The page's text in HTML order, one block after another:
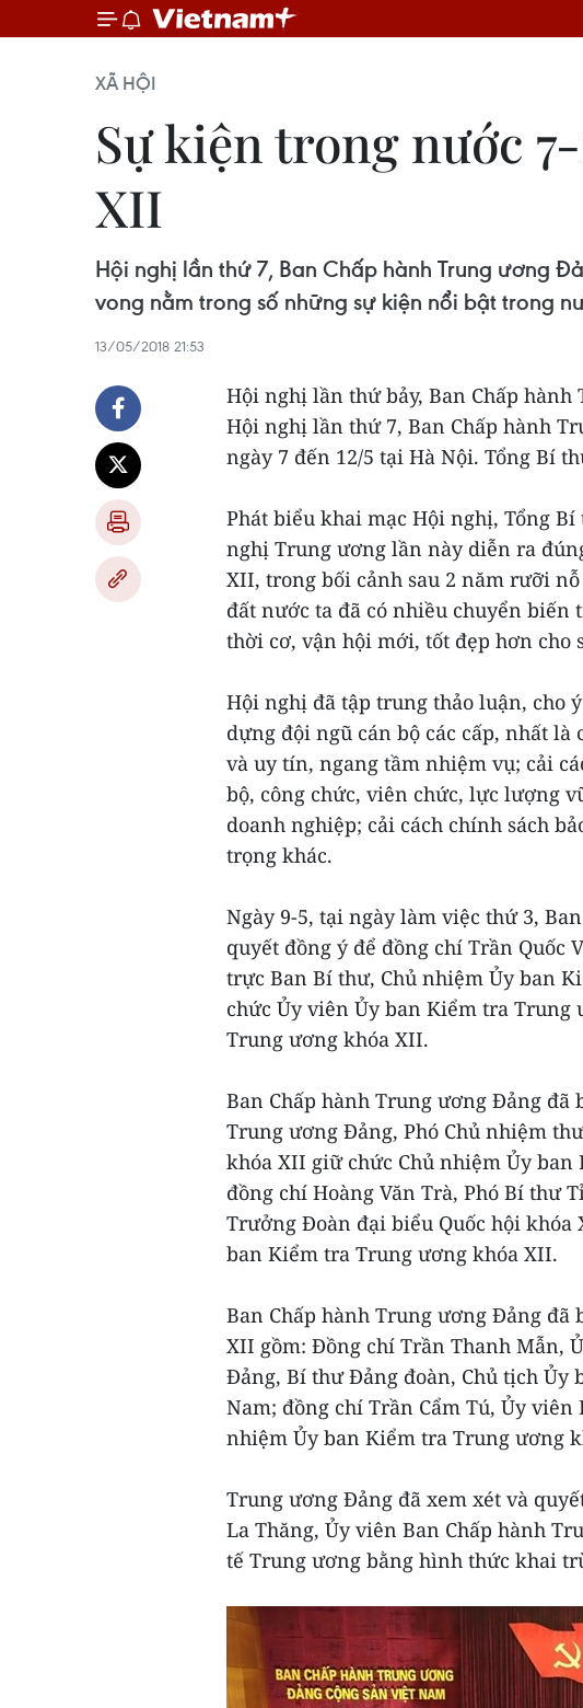
XÃ HỘI
Sự kiện trong nước
XII
Hội nghị lần thứ 7, Ban Chấp hành Trung ương
vong nằm trong số những sự kiện nổi bật trong
13/05/2018 21:53
Hội nghị lần thứ bảy, Ban Chấp
Hội nghị lần thứ 7, Ban Chấp hành
ngày 7 đến 12/5 tại Hà Nội. Tổng Bí
Phát biểu khai mạc Hội nghị, Tổng
nghị Trung ương lần này diễn ra
XII, trong bối cảnh sau 2 năm rưỡi
đất nước ta đã có nhiều chuyển
thời cơ, vận hội mới, tốt đẹp hơn cho
Hội nghị đã tập trung thảo luận, cho
dựng đội ngũ cán bộ các cấp, nhất
và uy tín, ngang tầm nhiệm vụ; cải
bộ, công chức, viên chức, lực lượng
doanh nghiệp; cải cách chính sách
trọng khác.
Ngày 9-5, tại ngày làm việc thứ 3,
quyết đồng ý để đồng chí Trần Quốc
trực Ban Bí thư, Chủ nhiệm Ủy ban
chức Ủy viên Ủy ban Kiểm tra
Trung ương khóa XII.
Ban Chấp hành Trung ương Đảng đã
Trung ương Đảng, Phó Chủ nhiệm
khóa XII giữ chức Chủ nhiệm Ủy
đồng chí Hoàng Văn Trà, Phó Bí thư
Trưởng Đoàn đại biểu Quốc hội
ban Kiểm tra Trung ương khóa XII.
Ban Chấp hành Trung ương Đảng đã
XII gồm: Đồng chí Trần Thanh Mẫn,
Đảng, Bí thư Đảng đoàn, Chủ tịch Ủy
Nam; đồng chí Trần Cẩm Tú, Ủy
nhiệm Ủy ban Kiểm tra Trung ương
Trung ương Đảng đã xem xét và
La Thăng, Ủy viên Ban Chấp hành
tế Trung ương bằng hình thức khai